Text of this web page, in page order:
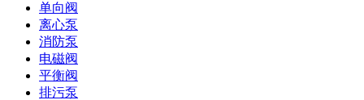
单向阀
离心泵
消防泵
电磁阀
平衡阀
排污泵